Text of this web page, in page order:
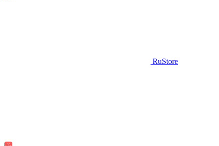
RuStore